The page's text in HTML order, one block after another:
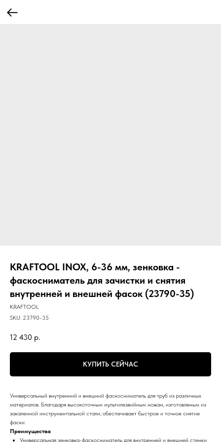
KRAFTOOL INOX, 6-36 мм, зенковка -
фаскосниматель для зачистки и снятия
внутренней и внешней фасок (23790-35)
KRAFTOOL
SKU: 23790-35
12 430 р.
КУПИТЬ СЕЙЧАС
Универсальный внутренний и внешний фаскосниматель для труб из различных
материалов. Благодаря высокоточным мультилезвийным ножам, изготовленым из
закаленной инструментальной стали, обеспечивает быстрое и точное снятие
фаски
Преимущества
Универсальная зенковка-фаскосниматель для внутренней и внешней стенки